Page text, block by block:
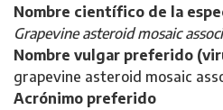
Nombre científico de la
Grapevine asteroid mosaic
Nombre vulgar preferido
grapevine asteroid mosaic
Acrónimo preferido